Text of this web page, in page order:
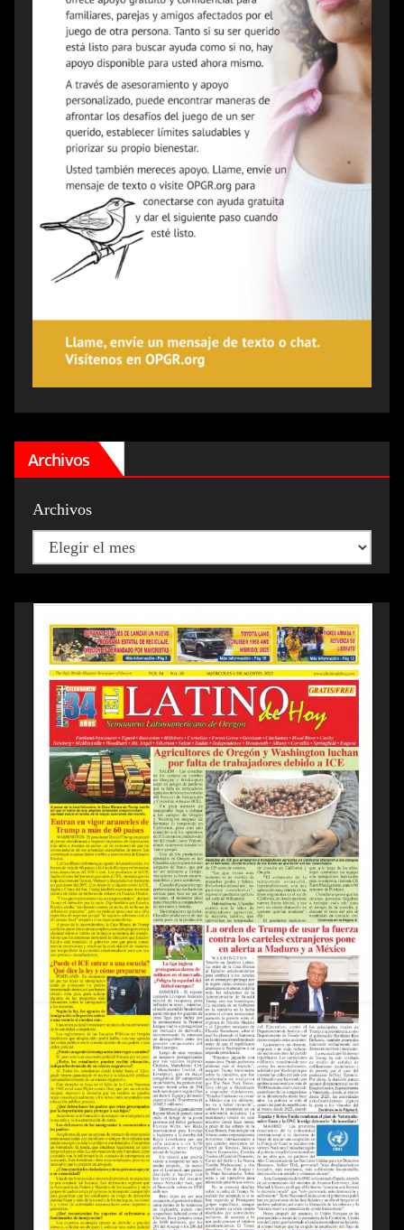
Archivos
Archivos